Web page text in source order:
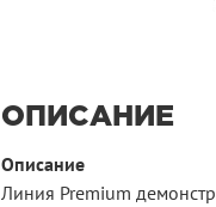
ОПИСАНИЕ
Описание
Линия Premium